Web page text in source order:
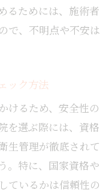
るためには、施術者
で、不明点や不安は
ック方法
けるため、安全性の
を選ぶ際には、資格
生管理が徹底されて
。特に、国家資格や
ているかは信頼性の